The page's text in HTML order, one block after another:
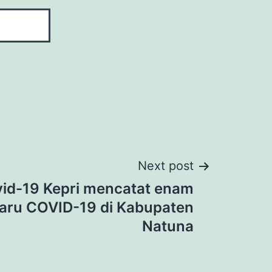
Next post
19 Kepri mencatat enam
COVID-19 di Kabupaten
Natuna